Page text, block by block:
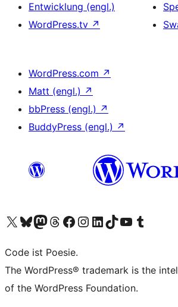
Entwicklung (engl.)
WordPress.tv ↗
WordPress.com ↗
Matt (engl.) ↗
bbPress (engl.) ↗
BuddyPress (engl.) ↗
Unser X-Konto (früher Twitter) besuchen
Unser Bluesky-Konto besuchen
Unser Mastodon-Konto besuchen
Unser Threads-Konto besuchen
Unsere Facebook-Seite besuchen
Unser Instagram-Konto besuchen
Unser LinkedIn-Konto besuchen
Unser TikTok-Konto besuchen
Unseren YouTube-Kanal besuchen
Unser Tumblr-Konto
Code ist Poesie.
The WordPress® trademark is the
of the WordPress Foundation.